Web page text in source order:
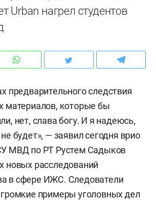
Urban нагрел студентов
предварительного следствия
материалов, которые бы
нет, слава богу. И я надеюсь,
будет», — заявил сегодня врио
МВД по РТ Рустем Садыков
новых расследований
в сфере ИЖС. Следователи
примеры уголовных дел